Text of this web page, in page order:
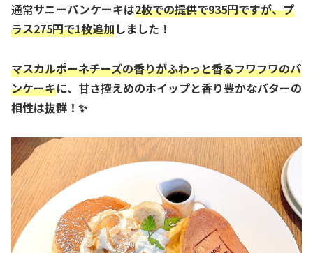
通常サニーパンケーキは2枚での提供で935円ですが、プ
ラス275円で1枚追加しました！
マスカルポーネチーズの香りがふわっと香るフワフワのパ
ンケーキに、甘さ控えめのホイップと香り豊かなバターの
相性は抜群！✨